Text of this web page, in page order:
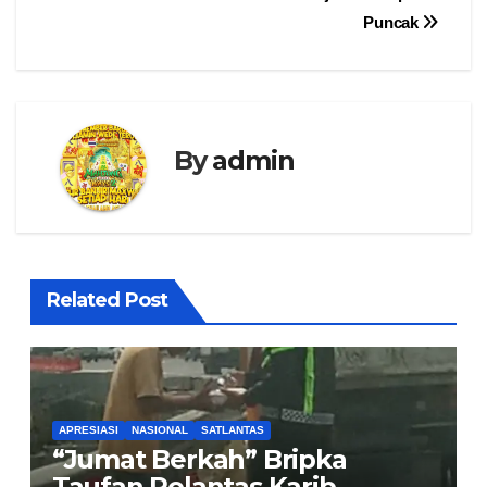
Puncak
Byadmin
Related Post
APRESIASI NASIONAL SATLANTAS
“Jumat Berkah” Bripka